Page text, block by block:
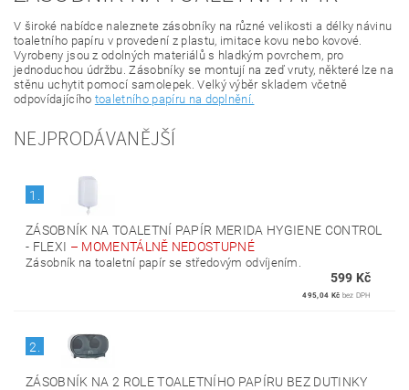
V široké nabídce naleznete zásobníky na různé velikosti a délky návinu
toaletního papíru v provedení z plastu, imitace kovu nebo kovové.
Vyrobeny jsou z odolných materiálů s hladkým povrchem, pro
jednoduchou údržbu. Zásobníky se montují na zeď vruty, některé lze na
stěnu uchytit pomocí samolepek. Velký výběr skladem včetně
odpovídajícího toaletního papíru na doplnění.
NEJPRODÁVANĚJŠÍ
1.
ZÁSOBNÍK NA TOALETNÍ PAPÍR MERIDA HYGIENE CONTROL
- FLEXI – MOMENTÁLNĚ NEDOSTUPNÉ
Zásobník na toaletní papír se středovým odvíjením.
599 Kč
495,04 Kč bez DPH
2.
ZÁSOBNÍK NA 2 ROLE TOALETNÍHO PAPÍRU BEZ DUTINKY